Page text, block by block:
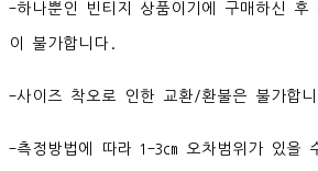
-하나뿐인 빈티지 상품이기에 구매하신
이 불가합니다.
-사이즈 착오로 인한 교환/환불은 불가합
-측정방법에 따라 1-3cm 오차범위가 있을